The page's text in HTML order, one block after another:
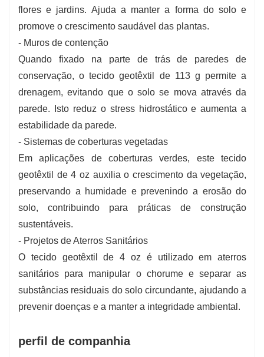
flores e jardins. Ajuda a manter a forma do solo e
promove o crescimento saudável das plantas.
- Muros de contenção
Quando fixado na parte de trás de paredes de
conservação, o tecido geotêxtil de 113 g permite a
drenagem, evitando que o solo se mova através da
parede. Isto reduz o stress hidrostático e aumenta a
estabilidade da parede.
- Sistemas de coberturas vegetadas
Em aplicações de coberturas verdes, este tecido
geotêxtil de 4 oz auxilia o crescimento da vegetação,
preservando a humidade e prevenindo a erosão do
solo, contribuindo para práticas de construção
sustentáveis.
- Projetos de Aterros Sanitários
O tecido geotêxtil de 4 oz é utilizado em aterros
sanitários para manipular o chorume e separar as
substâncias residuais do solo circundante, ajudando a
prevenir doenças e a manter a integridade ambiental.
perfil de companhia